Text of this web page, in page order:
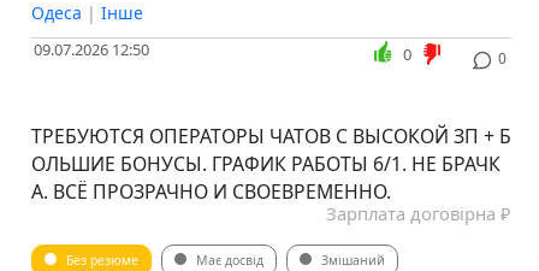
Одеса | Інше
09.07.2026 12:50 0
0
ТРЕБУЮТСЯ ОПЕРАТОРЫ ЧАТОВ С ВЫСОКОЙ ЗП + Б
ОЛЬШИЕ БОНУСЫ. ГРАФИК РАБОТЫ 6/1. НЕ БРАЧК
А. ВСЁ ПРОЗРАЧНО И СВОЕВРЕМЕННО.
Зарплата договірна ₽
Без резюме Має досвід Змішаний